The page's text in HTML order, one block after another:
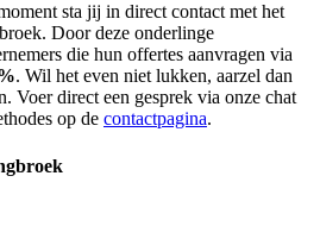
sta jij in direct contact met het
Door deze onderlinge
die hun offertes aanvragen via
. Wil het even niet lukken, aarzel dan
Voer direct een gesprek via onze chat
op de contactpagina.